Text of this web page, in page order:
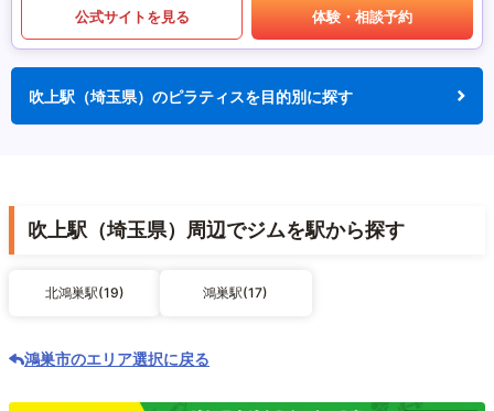
公式サイトを見る 体験・相談予約
吹上駅（埼玉県）のピラティスを目的別に探す
吹上駅（埼玉県）周辺でジムを駅から探す
北鴻巣駅(19) 鴻巣駅(17)
鴻巣市のエリア選択に戻る